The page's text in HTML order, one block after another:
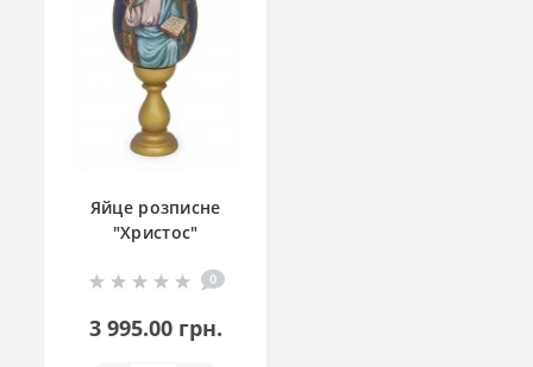
Яйце розписне
"Христос"
0
3 995.00 грн.